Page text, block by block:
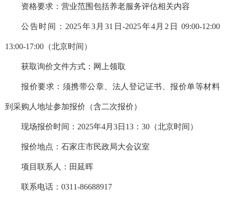
资格要求：营业范围包括养老服务评估相关内容
公告时间：2025年3月31日-2025年4月2日 09:00-12:00
13:00-17:00（北京时间）
获取询价文件方式：网上领取
报价要求：须携带公章、法人登记证书、报价单等材料
到采购人地址参加报价（含二次报价）
现场报价时间：2025年4月3日13：30（北京时间）
报价地点：石家庄市民政局大会议室
项目联系人：田延晖
联系电话：0311-86688917